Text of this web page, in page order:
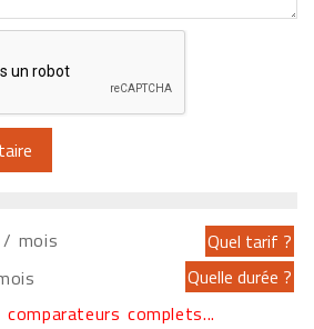
mois
complets...